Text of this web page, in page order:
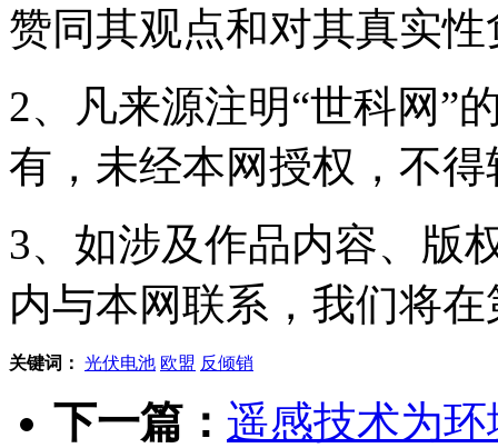
赞同其观点和对其真实性
2、凡来源注明“世科网”
有，未经本网授权，不
3、如涉及作品内容、版
内与本网联系，我们将
关键词： 光伏电池 欧盟 反倾销
下一篇： 遥感技术为